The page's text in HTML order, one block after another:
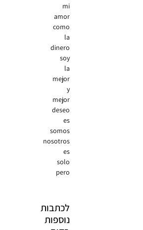
somos
nosotros
לכתבות
נוספות